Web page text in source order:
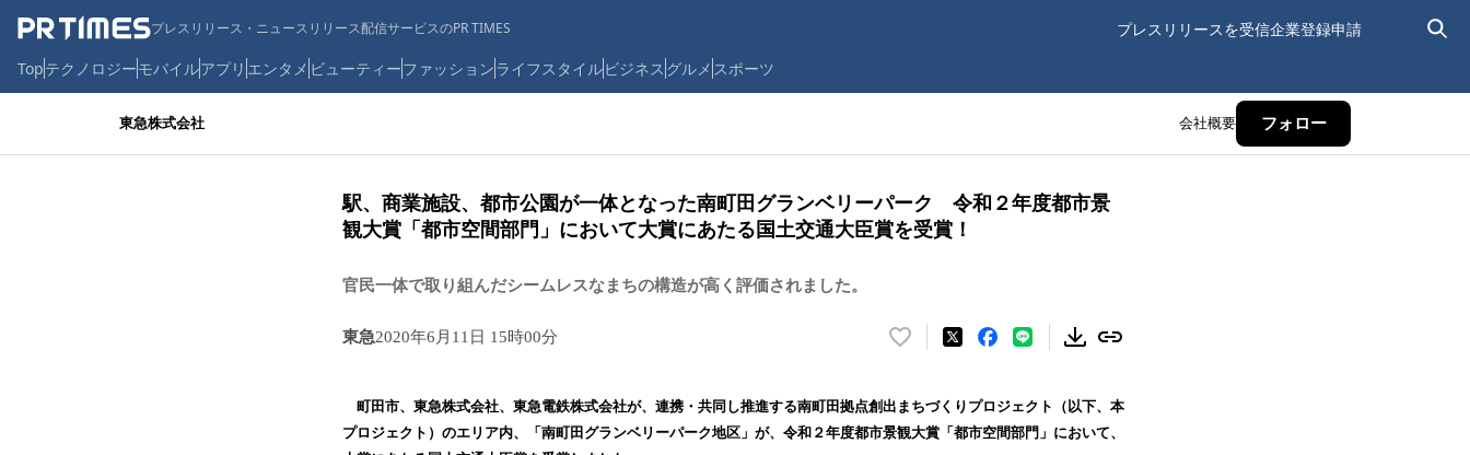
プレスリリース・ニュースリリース配信サービスのPR TIMES プレスリリースを受信企業登録申請
Topテクノロジーモバイルアプリ エンタメ ビューティーファッションライフスタイルビジネス グルメ スポーツ
東急株式会社 会社概要 フォロー
駅、商業施設、都市公園が一体となった南町田グランベリーパーク 令和２年度都市景
観大賞「都市空間部門」において大賞にあたる国土交通大臣賞を受賞！
官民一体で取り組んだシームレスなまちの構造が高く評価されました。
東急2020年6月11日 15時00分
い
！
数
町田市、東急株式会社、東急電鉄株式会社が、連携・共同し推進する南町田拠点創出まちづくりプロジェクト（以下、本
プロジェクト）のエリア内、「南町田グランベリーパーク地区」が、令和２年度都市景観大賞「都市空間部門」において、